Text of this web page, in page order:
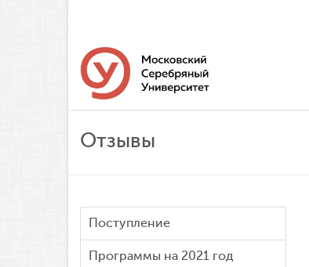
Отзывы
Поступление
Программы на 2021 год